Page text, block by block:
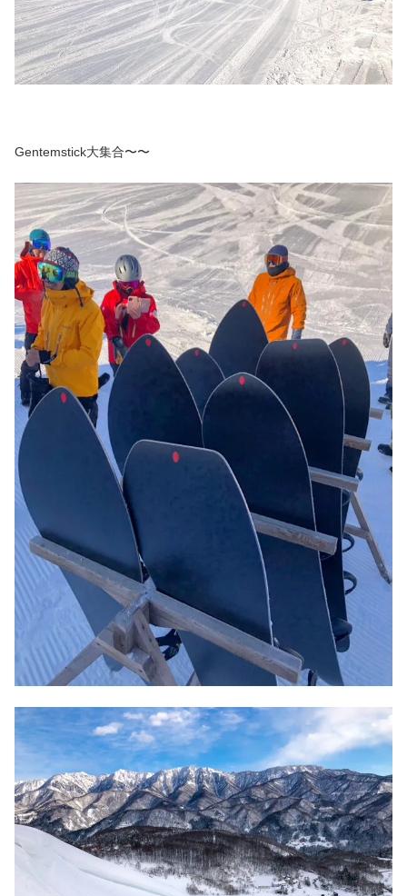
Gentemstick大集合〜〜